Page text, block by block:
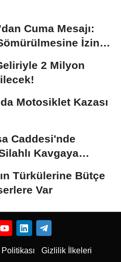
Cuma Mesajı:
İzin
2 Milyon
Motosiklet Kazası
Caddesi'nde
Kavgaya
Türkülerine Bütçe
Var
Gizlilik İlkeleri